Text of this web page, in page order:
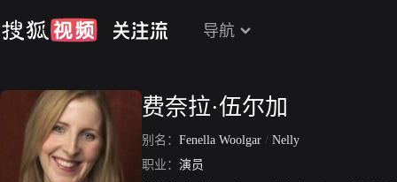
导航
费奈拉·伍尔加
别名： Fenella Woolgar / Nelly
职业： 演员